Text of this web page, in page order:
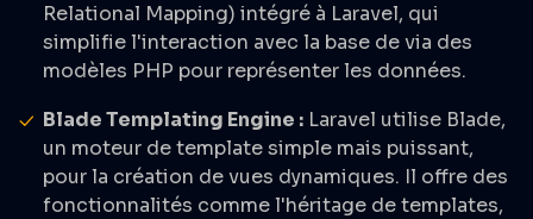
Relational Mapping) intégré à Laravel, qui
simplifie l'interaction avec la base de via des
modèles PHP pour représenter les données.
Blade Templating Engine : Laravel utilise Blade,
un moteur de template simple mais puissant,
pour la création de vues dynamiques. Il offre des
fonctionnalités comme l'héritage de templates,